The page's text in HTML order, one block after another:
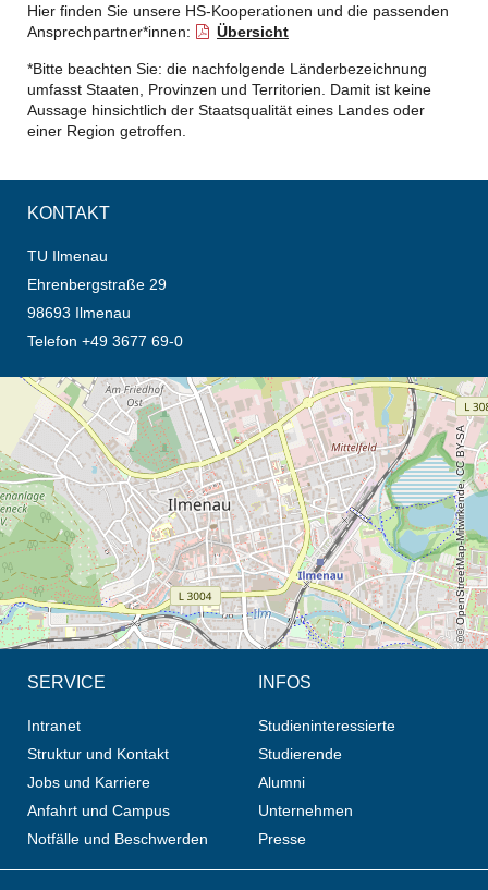
Hier finden Sie unsere HS-Kooperationen und die passenden
Ansprechpartner*innen:
Übersicht
*Bitte beachten Sie: die nachfolgende Länderbezeichnung
umfasst Staaten, Provinzen und Territorien. Damit ist keine
Aussage hinsichtlich der Staatsqualität eines Landes oder
einer Region getroffen.
KONTAKT
TU Ilmenau
Ehrenbergstraße 29
98693 Ilmenau
Telefon +49 3677 69-0
Öffnet die Anfahrtsbeschreibung in neuem Tab (Karte)
© OpenStreetMap-Mitwirkende, CC BY-SA
SERVICE
Intranet
Struktur und Kontakt
Jobs und Karriere
Anfahrt und Campus
Notfälle und Beschwerden
INFOS
Studieninteressierte
Studierende
Alumni
Unternehmen
Presse